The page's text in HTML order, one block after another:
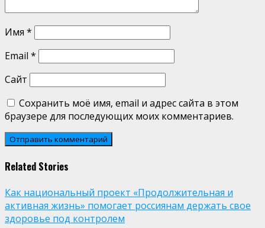
Имя *
Email *
Сайт
Сохранить моё имя, email и адрес сайта в этом
браузере для последующих моих комментариев.
Related Stories
Как национальный проект «Продолжительная и
активная жизнь» помогает россиянам держать свое
здоровье под контролем